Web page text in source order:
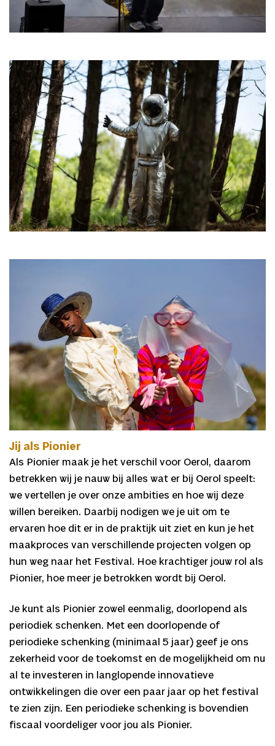
Jij als Pionier
Als Pionier maak je het verschil voor Oerol, daarom
betrekken wij je nauw bij alles wat er bij Oerol speelt:
we vertellen je over onze ambities en hoe wij deze
willen bereiken. Daarbij nodigen we je uit om te
ervaren hoe dit er in de praktijk uit ziet en kun je het
maakproces van verschillende projecten volgen op
hun weg naar het Festival. Hoe krachtiger jouw rol als
Pionier, hoe meer je betrokken wordt bij Oerol.
Je kunt als Pionier zowel eenmalig, doorlopend als
periodiek schenken. Met een doorlopende of
periodieke schenking (minimaal 5 jaar) geef je ons
zekerheid voor de toekomst en de mogelijkheid om nu
al te investeren in langlopende innovatieve
ontwikkelingen die over een paar jaar op het festival
te zien zijn. Een periodieke schenking is bovendien
fiscaal voordeliger voor jou als Pionier.